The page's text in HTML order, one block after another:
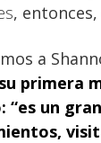
,
a
primera
“es un
,